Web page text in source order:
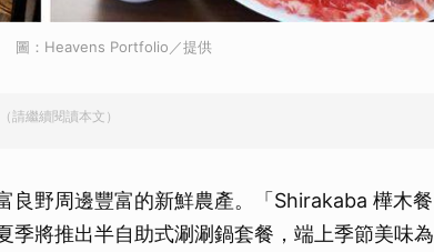
圖：Heavens Portfolio／提供
請繼續閱讀本文）
良野周邊豐富的新鮮農產。「Shirakaba 樺木餐
季將推出半自助式涮涮鍋套餐，端上季節美味為